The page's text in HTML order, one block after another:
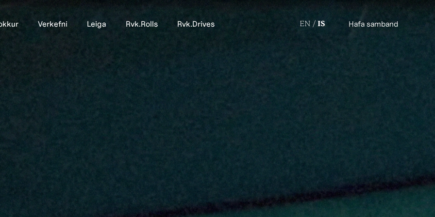
Verkefni Leiga Rvk.Rolls Rvk.Drives EN IS Hafa samband